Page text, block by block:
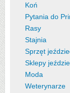
Koń
Pytania do
Rasy
Stajnia
Sprzęt
Sklepy
Moda
Weterynarze